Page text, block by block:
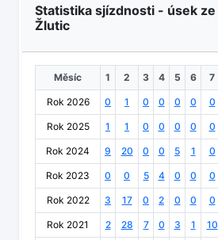
Statistika sjízdnosti - úsek ze
Žlutic
Měsíc 1 2 3 4 5 6 7
Rok 2026 0 1 0 0 0 0 0
Rok 2025 1 1 0 0 0 0 0
Rok 2024 9 20 0 0 5 1 0
Rok 2023 0 0 5 4 0 0 0
Rok 2022 3 17 0 2 0 0 0
Rok 2021 2 28 7 0 3 1 10